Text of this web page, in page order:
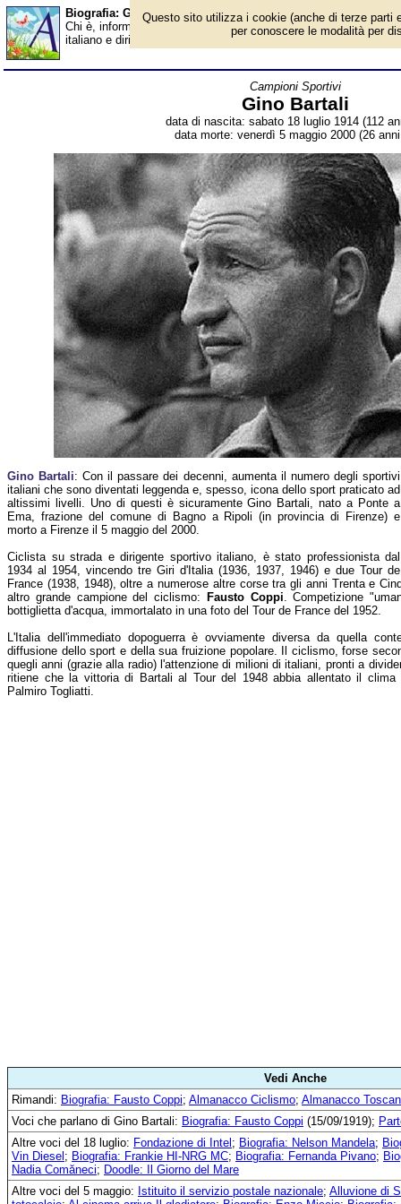
Biografia: Gino Bartali - Almanacco
Chi è, informazioni, foto, qual è la data di nascita, dove è nato,
italiano e dirigente sportivo. Breve biografia. Voce
Campioni Sportivi
Gino Bartali
data di nascita: sabato 18 luglio 1914 (112
data morte: venerdì 5 maggio 2000 (26
Gino Bartali: Con il passare dei decenni, aumenta il numero degli sportivi
italiani che sono diventati leggenda e, spesso, icona dello sport praticato ad
altissimi livelli. Uno di questi è sicuramente Gino Bartali, nato a Ponte a
Ema, frazione del comune di Bagno a Ripoli (in provincia di Firenze) e
morto a Firenze il 5 maggio del 2000.
Ciclista su strada e dirigente sportivo italiano, è stato professionista dal
1934 al 1954, vincendo tre Giri d'Italia (1936, 1937, 1946) e due Tour de
France (1938, 1948), oltre a numerose altre corse tra gli anni Trenta e
altro grande campione del ciclismo:
Fausto Coppi. Competizione
bottiglietta d'acqua, immortalato in una foto del Tour de France del 1952.
L'Italia dell'immediato dopoguerra è ovviamente diversa da quella
diffusione dello sport e della sua fruizione popolare. Il ciclismo, forse
quegli anni (grazie alla radio) l'attenzione di milioni di italiani, pronti a
ritiene che la vittoria di Bartali al Tour del 1948 abbia allentato il clima
Palmiro Togliatti.
Vedi Anche
Rimandi: Biografia: Fausto Coppi; Almanacco Ciclismo; Almanacco
Voci che parlano di Gino Bartali: Biografia: Fausto Coppi (15/09/1919);
Altre voci del 18 luglio: Fondazione di Intel ; Biografia: Nelson Mandela;
Vin Diesel ; Biografia: Frankie HI-NRG MC; Biografia: Fernanda Pivano;
Nadia Comăneci; Doodle: Il Giorno del Mare
Altre voci del 5 maggio: Istituito il servizio postale nazionale; Alluvione di
Questo sito utilizza i cookie (anche di terze parti
per conoscere le modalità per